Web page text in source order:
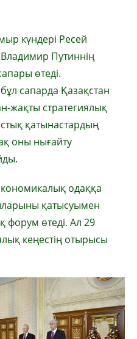
күндері Ресей
Путиннің
өтеді.
сапарда Қазақстан
жақты стратегиялық
қатынастардың
оны нығайту
одаққа
қатысуымен
форум өтеді. Ал 29
кеңестің отырысы